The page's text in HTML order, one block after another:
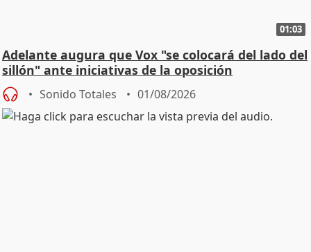
01:03
Adelante augura que Vox "se colocará del lado del
sillón" ante iniciativas de la oposición
Sonido Totales 01/08/2026